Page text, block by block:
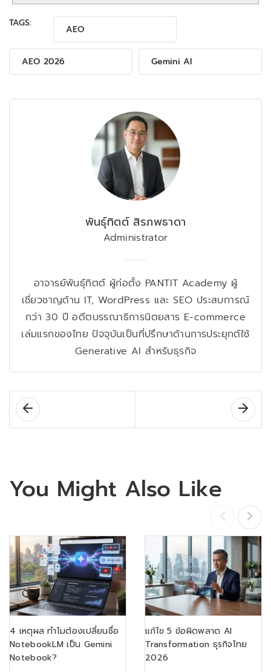
TAGS:
AEO
AEO 2026 Gemini AI
พันธุ์ทิตต์ สิรภพธาดา
Administrator
อาจารย์พันธุ์ทิตต์ ผู้ก่อตั้ง PANTIT Academy ผู้
เชี่ยวชาญด้าน IT, WordPress และ SEO ประสบการณ์
กว่า 30 ปี อดีตบรรณาธิการนิตยสาร E-commerce
เล่มแรกของไทย ปัจจุบันเป็นที่ปรึกษาด้านการประยุกต์ใช้
Generative AI สำหรับธุรกิจ
You Might Also Like
4 เหตุผล ทำไมต้องเปลี่ยนชื่อ
NotebookLM เป็น Gemini
Notebook?
แก้ไข 5 ข้อผิดพลาด AI
Transformation ธุรกิจไทย
2026